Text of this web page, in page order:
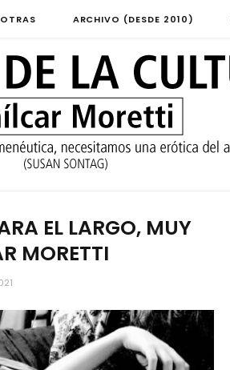
ARCHIVO (DESDE 2010)
EL LARGO, MUY
MORETTI